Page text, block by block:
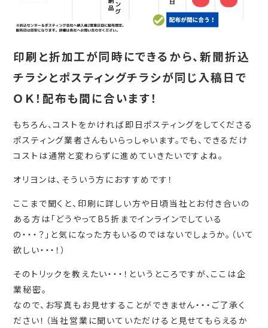
印刷と折加工が同時にできるから、新聞折込
チラシとポスティングチラシが同じ入稿日で
ＯＫ！ 配布も間に合います！
もちろん、コストをかければ即日ポスティングをしてくださる
ポスティング業者さんもいらっしゃいます。でも、できるだけ
コストは通常と変わらずに進めていきたいですよね。
オリヨンは、そういう方におすすめです！
ここまで聞くと、印刷に詳しい方や日頃当社とお付き合いの
ある方は「どうやってB5折までインラインでしている
の・・・？」と気になった方もいるのではないでしょうか。（いて
欲しい・・・！）
そのトリックを教えたい・・・！というところですが、ここは企
業秘密。
なので、お写真もお見せすることができません・・・ご了承く
ださい！（当社営業に聞いていただけると見せてもらえるか